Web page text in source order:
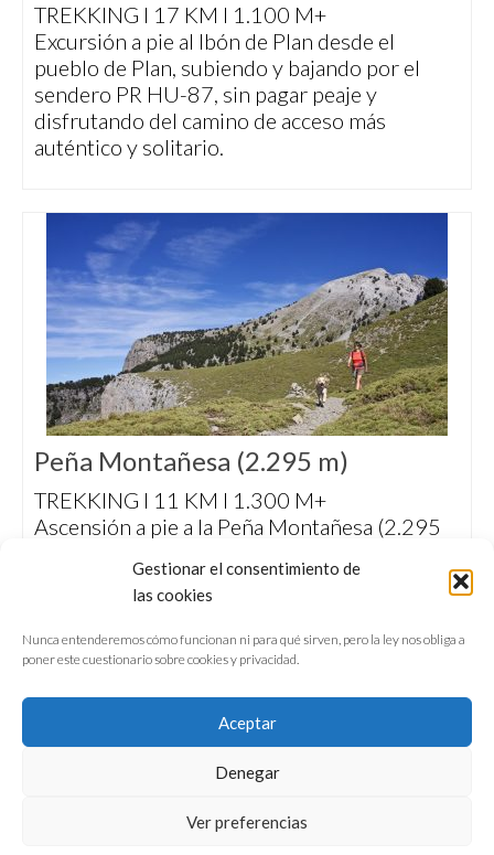
Gestionar el consentimiento de
las cookies
Nunca entenderemos cómo funcionan ni para qué sirven, pero la ley nos obliga a
poner este cuestionario sobre cookies y privacidad.
Aceptar
Denegar
Ver preferencias
TREKKING I 17 KM I 1.100 M+
Excursión a pie al Ibón de Plan desde el
pueblo de Plan, subiendo y bajando por el
sendero PR HU-87, sin pagar peaje y
disfrutando del camino de acceso más
auténtico y solitario.
Peña Montañesa (2.295 m)
TREKKING I 11 KM I 1.300 M+
Ascensión a pie a la Peña Montañesa (2.295
de entrada al Pirineo de Huesca.
« 1 2 3
CONFERENCIAS
VÍDEOS & REPORTAJES TV
NUESTROS LIBROS